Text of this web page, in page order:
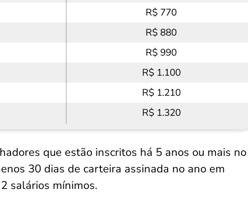
R$ 770
R$ 880
R$ 990
R$ 1.100
R$ 1.210
R$ 1.320
que estão inscritos há 5 anos ou mais no
30 dias de carteira assinada no ano em
salários mínimos.